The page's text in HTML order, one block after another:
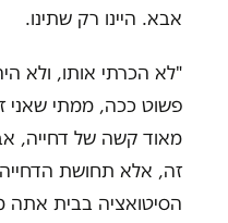
אבא. היינו רק שתינו.
"לא הכרתי אותו, ולא
פשוט ככה, ממתי שאני
מאוד קשה של דחייה,
זה, אלא תחושת
הסיטואציה בבית אתה